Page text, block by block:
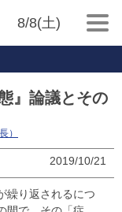
8/8(土)
』論議とその
）
2019/10/21
繰り返されるにつ